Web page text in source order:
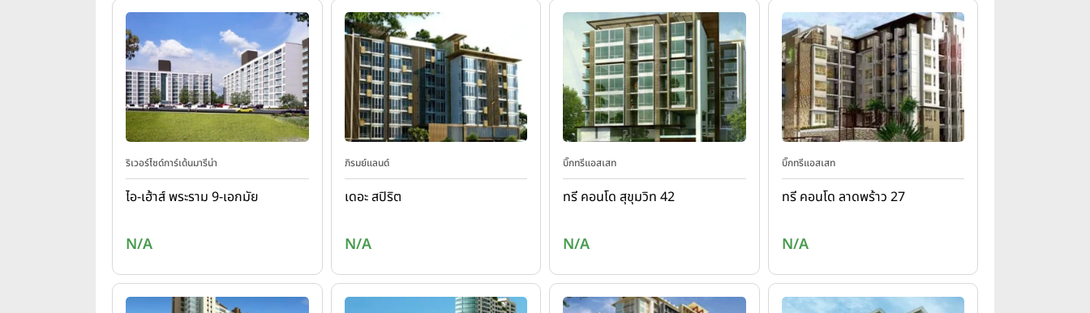
ริเวอร์ไซด์การ์เด้นมารีน่า
ไอ-เฮ้าส์ พระราม 9-เอกมัย
N/A
ภิรมย์แลนด์
เดอะ สปิริต
N/A
บิ๊กทรีแอสเสท
ทรี คอนโด สุขุมวิท 42
N/A
บิ๊กทรีแอสเสท
ทรี คอนโด ลาดพร้าว 27
N/A